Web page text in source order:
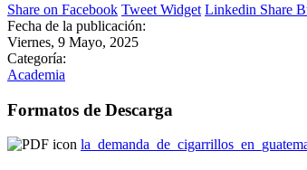
Share on Facebook Tweet Widget Linkedin Share
Fecha de la publicación:
Viernes, 9 Mayo, 2025
Categoría:
Academia
Formatos de Descarga